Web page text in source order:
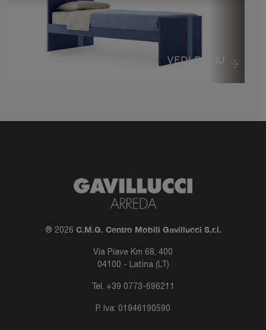
VEDI DI PIÙ
® 2026 C.M.G. Centro Mobili Gavillucci S.r.l.
Via Piave Km 68, 400
04100 - Latina (LT)
Tel. +39 0773-696211
P. Iva: 01946190590